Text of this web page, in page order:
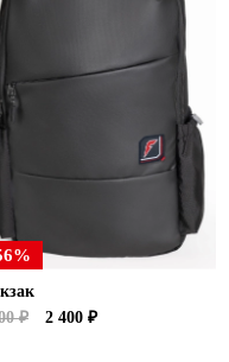
₽
2 400 ₽